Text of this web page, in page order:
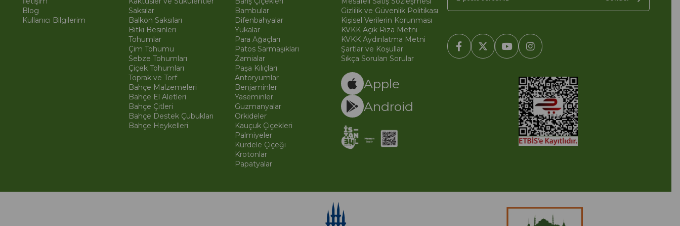
Blog
Kullanıcı Bilgilerim
Saksılar
Balkon Saksıları
Bitki Besinleri
Tohumlar
Çim Tohumu
Sebze Tohumları
Çiçek Tohumları
Toprak ve Torf
Bahçe Malzemeleri
Bahçe El Aletleri
Bahçe Çitleri
Bahçe Destek Çubukları
Bahçe Heykelleri
Bambular
Difenbahyalar
Yukalar
Para Ağaçları
Patos Sarmaşıkları
Zamialar
Paşa Kılıçları
Antoryumlar
Benjaminler
Yaseminler
Guzmanyalar
Orkideler
Kauçuk Çiçekleri
Palmiyeler
Kurdele Çiçeği
Krotonlar
Papatyalar
Gizlilik ve Güvenlik Politikası
Kişisel Verilerin Korunması
KVKK Açık Rıza Metni
KVKK Aydınlatma Metni
Şartlar ve Koşullar
Sıkça Sorulan Sorular
Apple
Android